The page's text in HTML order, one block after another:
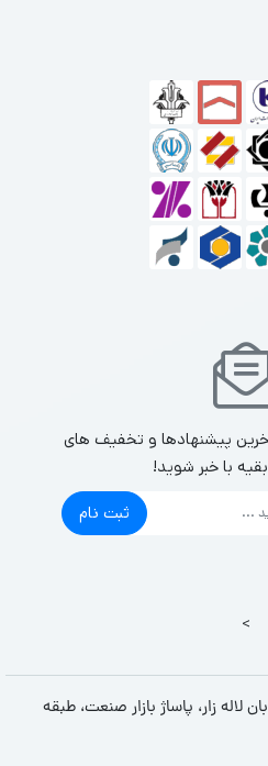
پیشنهادها و تخفیف های
بقیه با خبر شوید!
ثبت نام
>
لاله زار، پاساژ بازار صنعت، طبقه